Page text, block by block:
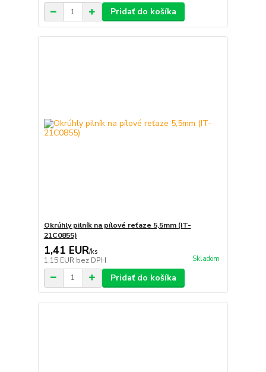
Pridať do košíka
Okrúhly pilník na pílové reťaze 5,5mm (IT-
21C0855)
1,41 EUR/ks
1,15 EUR bez DPH Skladom
Pridať do košíka